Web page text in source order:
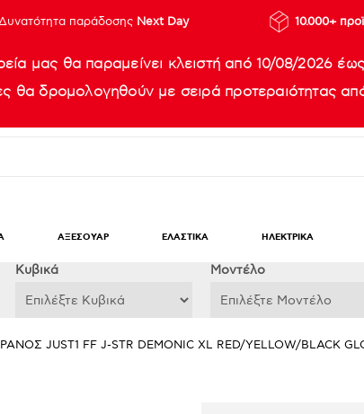
παράδοσης Next Day 10.000+
μας θα παραμείνει κλειστή από 10/08/2026
θα δρομολογηθούν με σειρά προτεραιότητας
ΑΞΕΣΟΥΑΡ ΕΛΑΣΤΙΚΑ ΗΛΕΚΤΡΙΚΑ
Κυβικά Μοντέλο
JUST1 FF J-STR DEMONIC XL RED/YELLOW/BLACK